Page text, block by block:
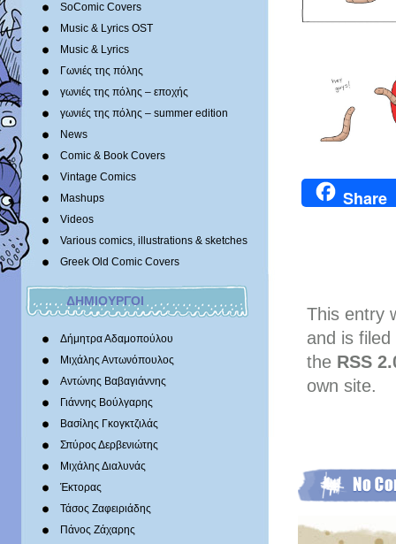
SoComic Covers
Music & Lyrics OST
Music & Lyrics
Γωνιές της πόλης
γωνιές της πόλης – εποχής
γωνιές της πόλης – summer edition
News
Comic & Book Covers
Vintage Comics
Mashups
Videos
Various comics, illustrations & sketches
Greek Old Comic Covers
ΔΗΜΙΟΥΡΓΟΙ
Δήμητρα Αδαμοπούλου
Μιχάλης Αντωνόπουλος
Αντώνης Βαβαγιάννης
Γιάννης Βούλγαρης
Βασίλης Γκογκτζιλάς
Σπύρος Δερβενιώτης
Mιχάλης Διαλυνάς
Έκτορας
Τάσος Ζαφειριάδης
Πάνος Ζάχαρης
Share
This entry
and is
the RSS
own site.